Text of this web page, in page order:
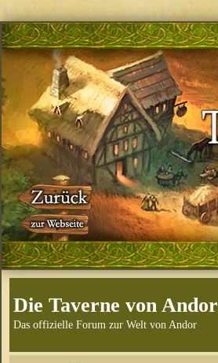
Die Taverne von Andor
Das offizielle Forum zur Welt von Andor